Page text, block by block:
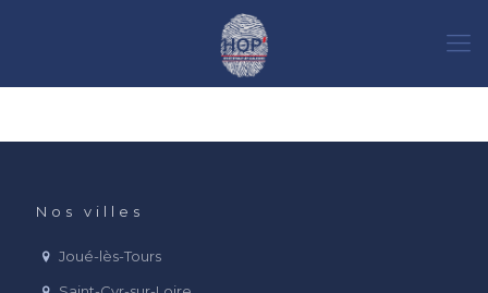
Nos villes
Joué-lès-Tours